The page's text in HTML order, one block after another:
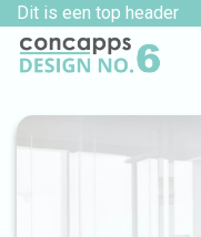
Dit is een top header